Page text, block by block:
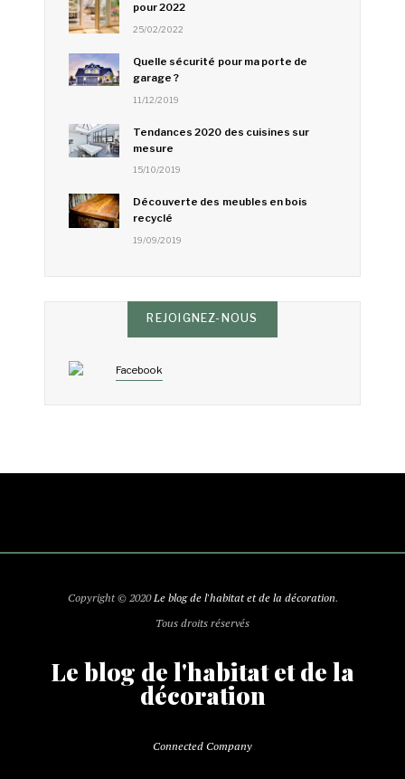
pour 2022
25/02/2022
Quelle sécurité pour ma porte de
garage ?
11/12/2019
Tendances 2020 des cuisines sur
mesure
15/10/2019
Découverte des meubles en bois
recyclé
19/09/2019
REJOIGNEZ-NOUS
Facebook
Copyright © 2020Le blog de l'habitat et de la décoration.
Tous droits réservés
Le blog de l'habitat et de la
décoration
Connected Company